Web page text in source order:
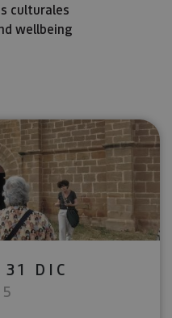
culturales
wellbeing
DIC